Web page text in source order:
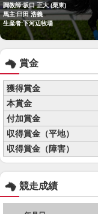
調教師:坂口 正大 (栗東)
馬主:臼田 浩義
生産者:下河辺牧場
賞金
獲得賞金
本賞金
付加賞金
収得賞金（平地）
収得賞金（障害）
競走成績